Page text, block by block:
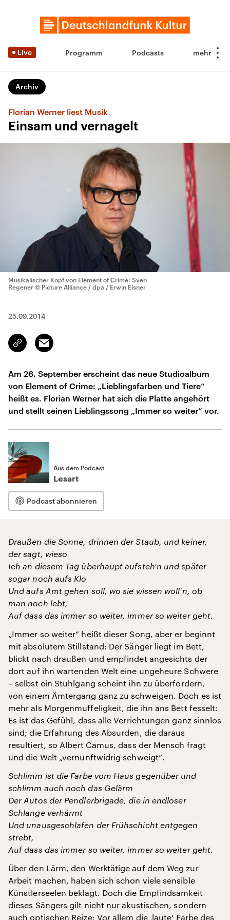
Live Programm Podcasts
Archiv
Florian Werner liest Musik
Einsam und vernagelt
Musikalischer Kopf von Element of Crime: Sven
Regener © Picture Alliance / dpa / Erwin Elsner
25.09.2014
Link
kopieren/teilen
Email
Am 26. September erscheint das neue Studioalbum
von Element of Crime: „Lieblingsfarben und Tiere“
heißt es. Florian Werner hat sich die Platte angehört
und stellt seinen Lieblingssong „Immer so weiter“ vor.
Aus dem Podcast
Lesart
Podcast abonnieren
Draußen die Sonne, drinnen der Staub, und keiner,
der sagt, wieso
Ich an diesem Tag überhaupt aufsteh'n und später
sogar noch aufs Klo
Und aufs Amt gehen soll, wo sie wissen woll'n, ob
man noch lebt,
Auf dass das immer so weiter, immer so weiter geht.
„Immer so weiter“ heißt dieser Song, aber er beginnt
mit absolutem Stillstand: Der Sänger liegt im Bett,
blickt nach draußen und empfindet angesichts der
dort auf ihn wartenden Welt eine ungeheure Schwere
– selbst ein Stuhlgang scheint ihn zu überfordern,
von einem Ämtergang ganz zu schweigen. Doch es ist
mehr als Morgenmuffeligkeit, die ihn ans Bett fesselt:
Es ist das Gefühl, dass alle Verrichtungen ganz sinnlos
sind; die Erfahrung des Absurden, die daraus
resultiert, so Albert Camus, dass der Mensch fragt
und die Welt „vernunftwidrig schweigt“.
Schlimm ist die Farbe vom Haus gegenüber und
schlimm auch noch das Gelärm
Der Autos der Pendlerbrigade, die in endloser
Schlange verhärmt
Und unausgeschlafen der Frühschicht entgegen
strebt,
Auf dass das immer so weiter, immer so weiter geht.
Über den Lärm, den Werktätige auf dem Weg zur
Arbeit machen, haben sich schon viele sensible
Künstlerseelen beklagt. Doch die Empfindsamkeit
dieses Sängers gilt nicht nur akustischen, sondern
auch optischen Reize: Vor allem die ‚laute‘ Farbe des